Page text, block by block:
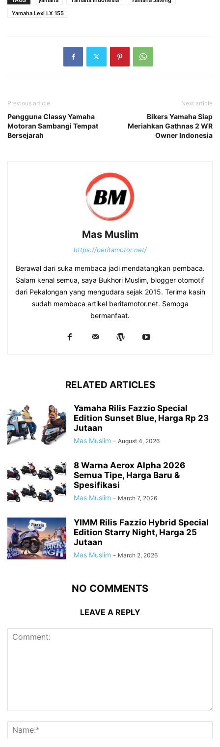
Yamaha Lexi LX 155
Previous article
Pengguna Classy Yamaha
Motoran Sambangi Tempat
Bersejarah
Next article
Bikers Yamaha Siap
Meriahkan Gathnas 2 WR
Owner Indonesia
Mas Muslim
https://beritamotor.net/
Berawal dari suka membaca jadi mendatangkan pembaca.
Salam kenal semua, saya Bukhori Muslim, blogger otomotif
dari Pekalongan yang mengudara sejak 2015. Terima kasih
sudah membaca artikel beritamotor.net. Semoga
bermanfaat.
RELATED ARTICLES
Yamaha Rilis Fazzio Special
Edition Sunset Blue, Harga Rp 23
Jutaan
Mas Muslim - August 4, 2026
8 Warna Aerox Alpha 2026
Semua Tipe, Harga Baru &
Spesifikasi
Mas Muslim - March 7, 2026
YIMM Rilis Fazzio Hybrid Special
Edition Starry Night, Harga 25
Jutaan
Mas Muslim - March 2, 2026
NO COMMENTS
LEAVE A REPLY